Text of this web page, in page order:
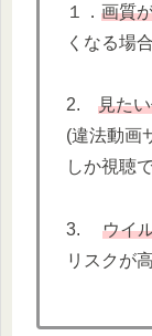
１． 画質
くなる場
2. 見た
(違法動画
しか視聴
3. ウイ
リスクが